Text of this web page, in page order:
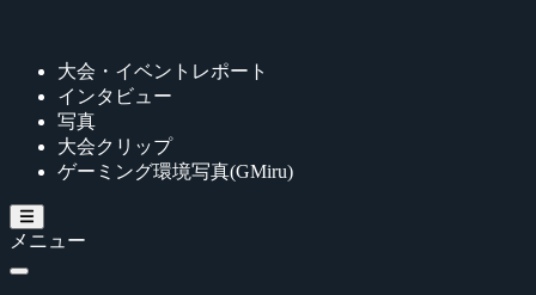
大会・イベントレポート
インタビュー
写真
大会クリップ
ゲーミング環境写真(GMiru)
メニュー